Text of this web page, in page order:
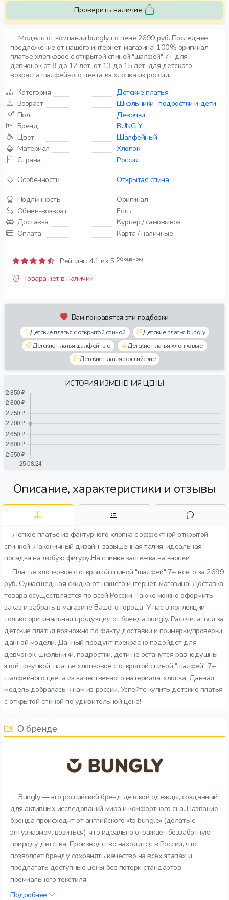
Модель от компании bungly по цене 2699 руб. Последнее
предложение от нашего интернет-магазина! 100% оригинал.
платье хлопковое с открытой спиной "шалфей" 7+ для
девчонок от 8 до 12 лет, от 13 до 15 лет, для детского
возраста шалфейного цвета из хлопка из россии.
Категория
Детские платья
Возраст
Школьники ,подростки и дети
Пол
Девочки
Бренд
BUNGLY
Цвет
Шалфейный
Материал
Хлопок
Страна
Россия
Особенности
Открытая спина
Подлинность
Оригинал
Обмен-возврат
Есть
Доставка
Курьер / самовывоз
Оплата
Карта / наличные
Рейтинг: 4.1 из 5 (98 оценок)
Товара нет в наличии
Вам понравятся эти подборки
Детские платья с открытой спиной
Детские платья bungly
Детские платья шалфейные
Детские платья хлопковые
Детские платья российские
ИСТОРИЯ ИЗМЕНЕНИЯ ЦЕНЫ
Проверить наличие
Описание, характеристики и отзывы
Легкое платье из фактурного хлопка с эффектной открытой
спинкой. Лаконичный дизайн, завышенная талия, идеальная
посадка на любую фигуру.На спинке застежка на кнопки.
Платье хлопковое с открытой спиной "шалфей" 7+ всего за 2699
руб. Сумасшедшая скидка от нашего интернет-магазина! Доставка
товара осуществляется по всей России. Также можно оформить
заказ и забрать в магазине Вашего города. У нас в коллекции
только оригинальная продукция от бренда bungly. Рассчитаться за
детские платья возможно по факту доставки и примерки/проверки
данной модели. Данный продукт прекрасно подойдет для
девчонок. школьники, подростки, дети не останутся равнодушны
этой покупкой. платье хлопковое с открытой спиной "шалфей" 7+
шалфейного цвета из качественного материала: хлопка. Данная
модель добралась к нам из россии. Успейте купить детские платья
с открытой спиной по удивительной цене!
О бренде
Bungly — это российский бренд детской одежды, созданный
для активных исследований мира и комфортного сна. Название
бренда происходит от английского «to bungle» (делать с
энтузиазмом, возиться), что идеально отражает беззаботную
природу детства. Производство находится в России, что
позволяет бренду сохранять качество на всех этапах и
предлагать доступные цены без потери стандартов
премиального текстиля.
Подробнее